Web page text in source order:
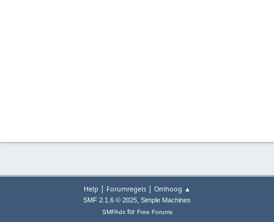
Help | Forumregels| Omhoog ▲
SMF 2.1.6 © 2025, Simple Machines
SMFAdsfor Free Forums